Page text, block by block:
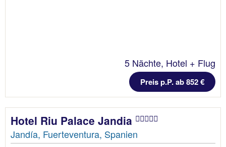
5 Nächte, Hotel + Flug
Preis p.P. ab 852 €
Hotel Riu Palace Jandia
Jandía, Fuerteventura, Spanien